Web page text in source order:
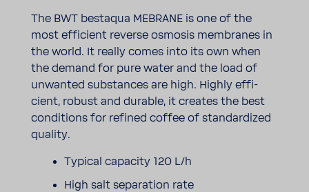
The BWT bestaqua MEBRANE is one of the
most effi­cient reverse osmosis memb­ranes in
the world. It really comes into its own when
the demand for pure water and the load of
unwanted substances are high. Highly effi­
cient, robust and durable, it creates the best
condi­tions for refined coffee of stan­dar­dized
quality.
Typical capa­city 120 L/h
High salt sepa­ra­tion rate